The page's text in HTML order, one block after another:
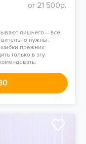
от 21 500р.
лишнего – все
нужны.
прежних
только в эту